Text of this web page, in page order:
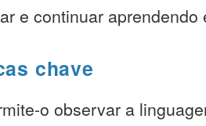
e continuar aprendendo
chave
o observar a